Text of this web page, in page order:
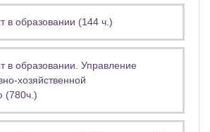
в образовании (144 ч.)
в образовании. Управление
хозяйственной
(780ч.)